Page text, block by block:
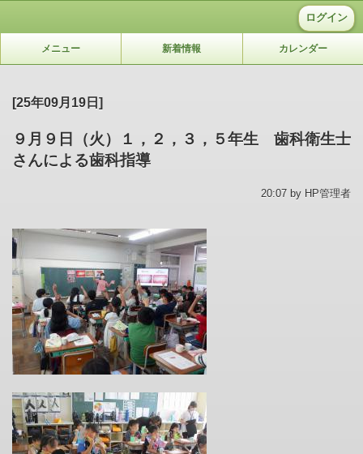
ログイン
メニュー 新着情報 カレンダー
[25年09月19日]
９月９日（火）１，２，３，５年生 歯科衛生士
さんによる歯科指導
20:07 by HP管理者